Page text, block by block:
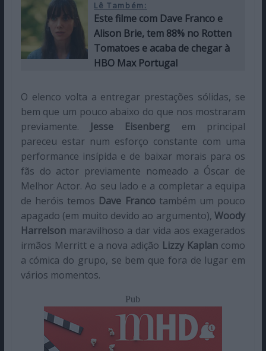
Lê Também:
Este filme com Dave Franco e
Alison Brie, tem 88% no Rotten
Tomatoes e acaba de chegar à
HBO Max Portugal
O elenco volta a entregar prestações sólidas, se
bem que um pouco abaixo do que nos mostraram
previamente. Jesse Eisenberg em principal
pareceu estar num esforço constante com uma
performance insípida e de baixar morais para os
fãs do actor previamente nomeado a Óscar de
Melhor Actor. Ao seu lado e a completar a equipa
de heróis temos Dave Francotambém um pouco
apagado (em muito devido ao argumento),Woody
Harrelsonmaravilhoso a dar vida aos exagerados
irmãos Merritt e a nova adição Lizzy Kaplan como
a cómica do grupo, se bem que fora de lugar em
vários momentos.
Pub